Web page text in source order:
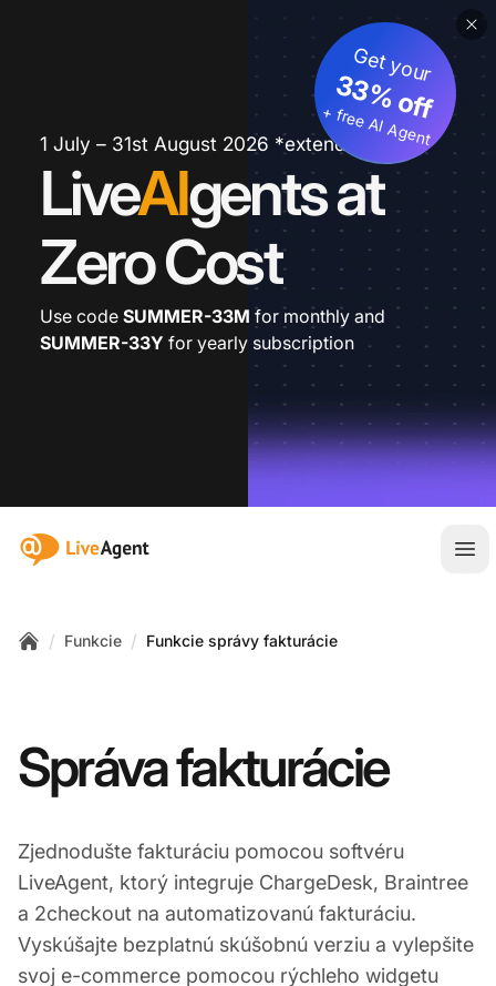
1 July – 31st August 2026 *extended
LiveAIgents at
Zero Cost
Get your
33% off
+ free AI Agent
Use code SUMMER-33M for monthly and
SUMMER-33Y for yearly subscription
:site.title
/ Funkcie / Funkcie správy fakturácie
Správa fakturácie
Zjednodušte fakturáciu pomocou softvéru
LiveAgent, ktorý integruje ChargeDesk, Braintree
a 2checkout na automatizovanú fakturáciu.
Vyskúšajte bezplatnú skúšobnú verziu a vylepšite
svoj e-commerce pomocou rýchleho widgetu